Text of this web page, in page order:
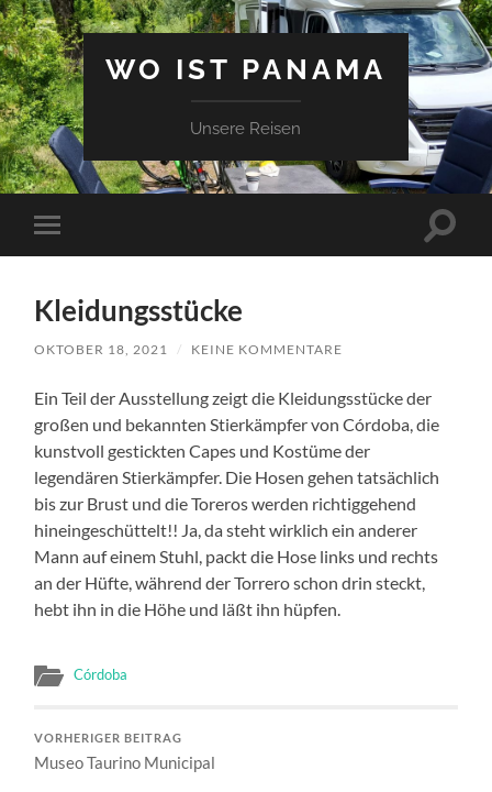
WO IST PANAMA
Unsere Reisen
Mobile-
Menü
Kleidungsstücke
OKTOBER 18, 2021 / KEINE KOMMENTARE
Ein Teil der Ausstellung zeigt die Kleidungsstücke der
großen und bekannten Stierkämpfer von Córdoba, die
kunstvoll gestickten Capes und Kostüme der
legendären Stierkämpfer. Die Hosen gehen tatsächlich
bis zur Brust und die Toreros werden richtiggehend
hineingeschüttelt!! Ja, da steht wirklich ein anderer
Mann auf einem Stuhl, packt die Hose links und rechts
an der Hüfte, während der Torrero schon drin steckt,
hebt ihn in die Höhe und läßt ihn hüpfen.
Córdoba
VORHERIGER BEITRAG
Museo Taurino Municipal